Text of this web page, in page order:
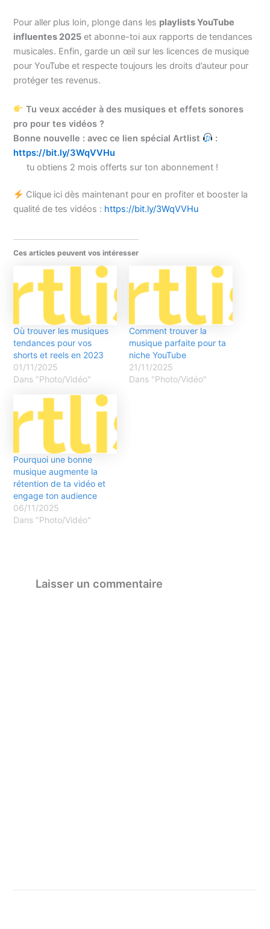
Pour aller plus loin, plonge dans les playlists YouTube
influentes 2025 et abonne-toi aux rapports de tendances
musicales. Enfin, garde un œil sur les licences de musique
pour YouTube et respecte toujours les droits d’auteur pour
protéger tes revenus.
Tu veux accéder à des musiques et effets sonores
pro pour tes vidéos ?
Bonne nouvelle : avec ce lien spécial Artlist
:
https://bit.ly/3WqVVHu
tu obtiens 2 mois offerts sur ton abonnement !
Clique ici dès maintenant pour en profiter et booster la
qualité de tes vidéos : https://bit.ly/3WqVVHu
Ces articles peuvent vos intéresser
Où trouver les musiques
tendances pour vos
shorts et reels en 2023
01/11/2025
Dans "Photo/Vidéo"
Comment trouver la
musique parfaite pour ta
niche YouTube
21/11/2025
Dans "Photo/Vidéo"
Pourquoi une bonne
musique augmente la
rétention de ta vidéo et
engage ton audience
06/11/2025
Dans "Photo/Vidéo"
Laisser un commentaire